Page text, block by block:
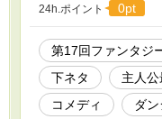
れた
蜥蜴
【迷
だ迷
保彰
続け
さっ
24h.ポイント 0pt
第17回ファンタジ
下ネタ
主人公
コメディ
ダ